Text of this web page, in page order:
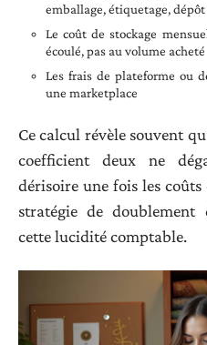
emballage, étiquetage,
Le coût de stockage
écoulé, pas au volume acheté
Les frais de plateforme ou
une marketplace
Ce calcul révèle souvent
coefficient deux ne
dérisoire une fois les
stratégie de doublement
cette lucidité comptable.